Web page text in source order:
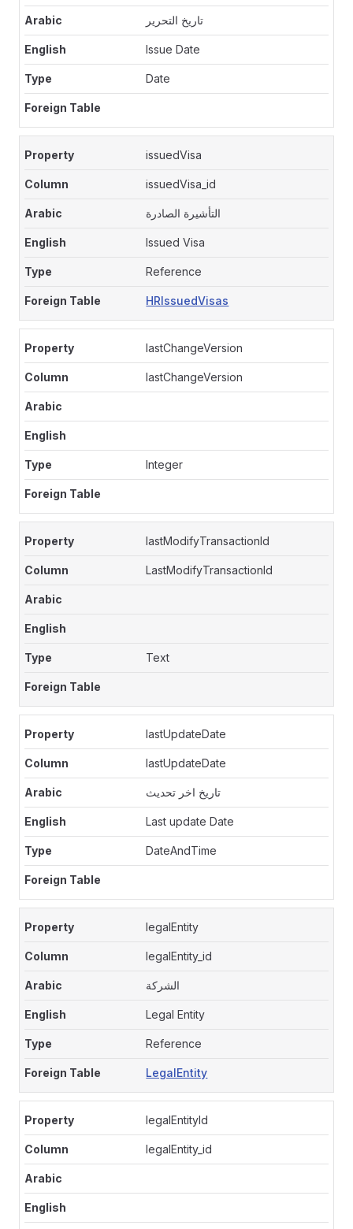
تاريخ التحرير
Issue Date
Date
issuedVisa
issuedVisa_id
التأشيرة الصادرة
Issued Visa
Reference
HRIssuedVisas
lastChangeVersion
lastChangeVersion
Integer
lastModifyTransactionId
LastModifyTransactionId
Text
lastUpdateDate
lastUpdateDate
تاريخ اخر تحديث
Last update Date
DateAndTime
legalEntity
legalEntity_id
الشركة
Legal Entity
Reference
LegalEntity
legalEntityId
legalEntity_id